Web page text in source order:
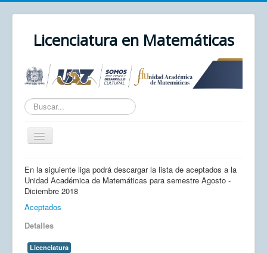
Licenciatura en Matemáticas
Texto
a
buscar...
Cambiar
navegación
Inicio
Unidad Académica
UAZ
Cursos
Correo
En la siguiente liga podrá descargar la lista de aceptados a la
Unidad Académica de Matemáticas para semestre Agosto -
Diciembre 2018
Aceptados
Detalles
Licenciatura